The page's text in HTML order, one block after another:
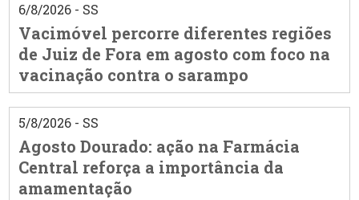
6/8/2026 - SS
Vacimóvel percorre diferentes regiões
de Juiz de Fora em agosto com foco na
vacinação contra o sarampo
5/8/2026 - SS
Agosto Dourado: ação na Farmácia
Central reforça a importância da
amamentação